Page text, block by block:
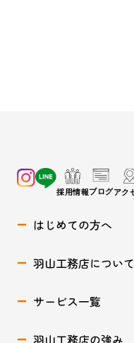
はじめての方へ
羽山工務店について
サービス一覧